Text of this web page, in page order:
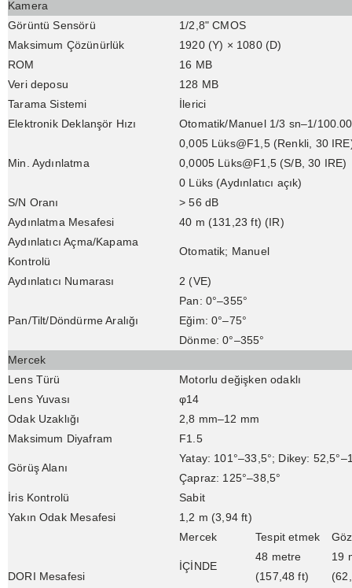
Kamera
Görüntü Sensörü
1/2,8" CMOS
Maksimum Çözünürlük
1920 (Y) × 1080 (D)
ROM
16 MB
Veri deposu
128 MB
Tarama Sistemi
İlerici
Elektronik Deklanşör Hızı
Otomatik/Manuel 1/3 sn–1/
Min. Aydınlatma
0,005 Lüks@F1,5 (Renkli, 30
0,0005 Lüks@F1,5 (S/B, 30 IRE)
0 Lüks (Aydınlatıcı açık)
S/N Oranı
> 56 dB
Aydınlatma Mesafesi
40 m (131,23 ft) (IR)
Aydınlatıcı Açma/Kapama
Kontrolü
Otomatik; Manuel
Aydınlatıcı Numarası 2 (VE)
Pan/Tilt/Döndürme Aralığı
Pan: 0°–355°
Eğim: 0°–75°
Dönme: 0°–355°
Mercek
Lens Türü
Motorlu değişken odaklı
Lens Yuvası
φ14
Odak Uzaklığı
2,8 mm–12 mm
Maksimum Diyafram
F1.5
Görüş Alanı
Yatay: 101°–33,5°; Dikey:
Çapraz: 125°–38,5°
İris Kontrolü
Sabit
Yakın Odak Mesafesi
1,2 m (3,94 ft)
DORI Mesafesi
Mercek Tespit etmek
İÇİNDE
48 metre
(157,48 ft)
19